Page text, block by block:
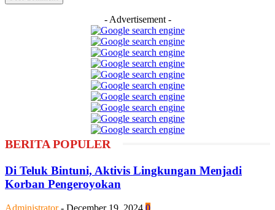
- Advertisement -
BERITA POPULER
Di Teluk Bintuni, Aktivis Lingkungan Menjadi
Korban Pengeroyokan
Administrator - December 19, 2024 0